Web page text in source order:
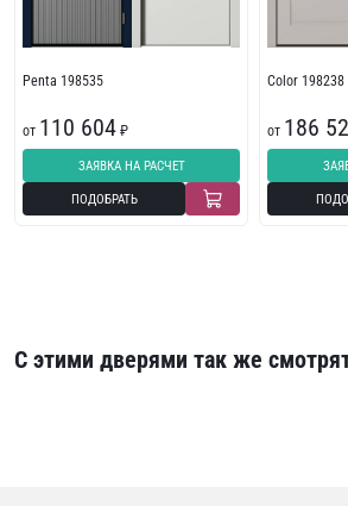
Penta 198535
от 110 604 ₽
ЗАЯВКА НА РАСЧЕТ
ПОДОБРАТЬ
Color 198238
от 186
С этими дверями так же